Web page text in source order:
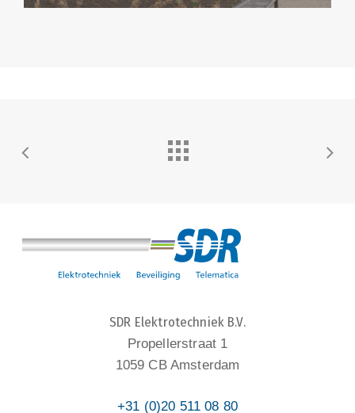
SDR Elektrotechniek B.V.
Propellerstraat 1
1059 CB Amsterdam
+31 (0)20 511 08 80